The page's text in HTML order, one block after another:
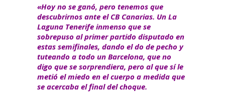
«Hoy no se ganó, pero tenemos que
descubrirnos ante el CB Canarias. Un La
Laguna Tenerife inmenso que se
sobrepuso al primer partido disputado en
estas semifinales, dando el do de pecho y
tuteando a todo un Barcelona, que no
digo que se sorprendiera, pero al que sí le
metió el miedo en el cuerpo a medida que
se acercaba el final del choque.